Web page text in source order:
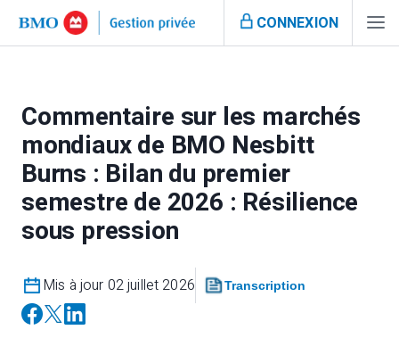
CONNEXION
Commentaire sur les marchés
mondiaux de BMO Nesbitt
Burns : Bilan du premier
semestre de 2026 : Résilience
sous pression
Mis à jour 02 juillet 2026 Transcription